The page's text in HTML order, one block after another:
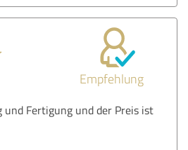
Empfehlung
Fertigung und der Preis ist